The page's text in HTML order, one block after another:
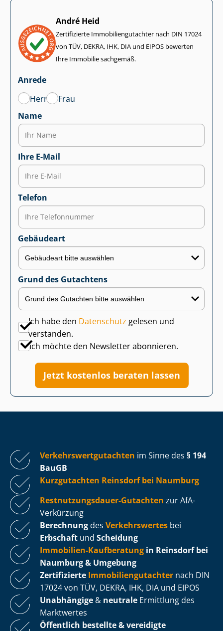
André Heid
Zertifizierte Im­mo­bi­li­en­gut­ach­ter nach DIN 17024
von TÜV, DEKRA, IHK, DIA und EIPOS bewerten
Ihre Immobilie sachgemäß.
Anrede
Herr
Frau
Name
Ihre E-Mail
Telefon
Gebäudeart
Grund des Gutachtens
Ich habe den Datenschutz gelesen und
verstanden.
Ich möchte den Newsletter abonnieren.
Jetzt kostenlos beraten lassen
Ver­kehrs­wert­gut­ach­ten im Sinne des § 194
BauGB
Kurzgutachten Reinsdorf bei Naumburg
Rest­nut­zungs­dau­er-Gutachten zur AfA-
Verkürzung
Berechnung des Verkehrswertes bei
Erbschaft und Scheidung
Immobilien-Kaufberatung in Reinsdorf bei
Naumburg & Umgebung
Zertifizierte Im­mo­bi­li­en­gut­ach­ter nach DIN
17024 von TÜV, DEKRA, IHK, DIA und EIPOS
Unabhängige & neutrale Ermittlung des
Marktwertes
Öffentlich bestellte & vereidigte